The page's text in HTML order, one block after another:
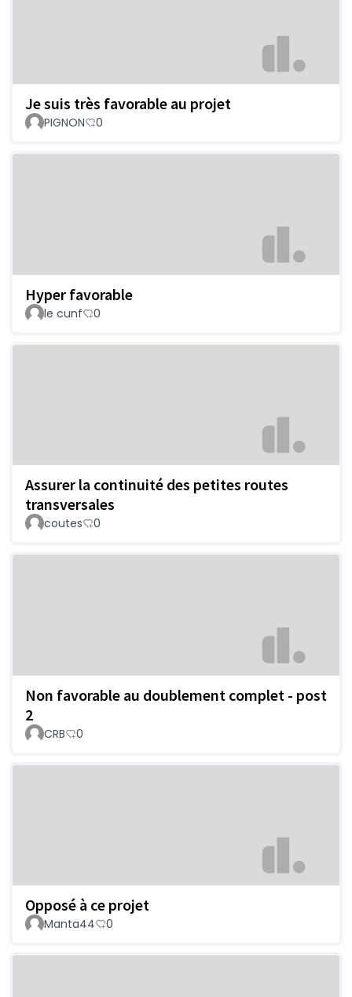
Je suis très favorable au projet
PIGNON 0
Hyper favorable
le cunf 0
Assurer la continuité des petites routes
transversales
coutes 0
Non favorable au doublement complet - post
2
CRB 0
Opposé à ce projet
Manta44 0